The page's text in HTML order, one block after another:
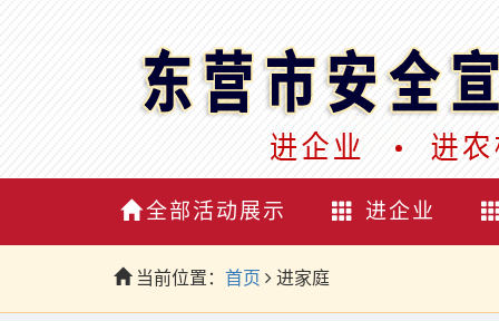
全部活动展示 进企业
当前位置： 首页 进家庭